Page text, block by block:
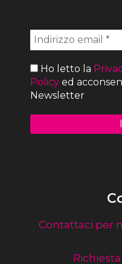
Ho letto la
Policy ed
Newsletter
Contattaci per